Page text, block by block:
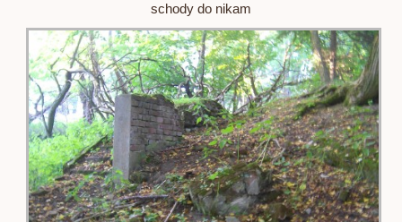
schody do nikam